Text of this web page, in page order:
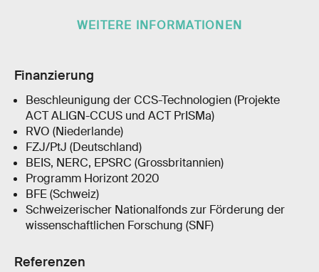
WEITERE INFORMATIONEN
Finanzierung
Beschleunigung der CCS-Technologien (Projekte
ACT ALIGN-CCUS und ACT PrISMa)
RVO (Niederlande)
FZJ/PtJ (Deutschland)
BEIS, NERC, EPSRC (Grossbritannien)
Programm Horizont 2020
BFE (Schweiz)
Schweizerischer Nationalfonds zur Förderung der
wissenschaftlichen Forschung (SNF)
Referenzen